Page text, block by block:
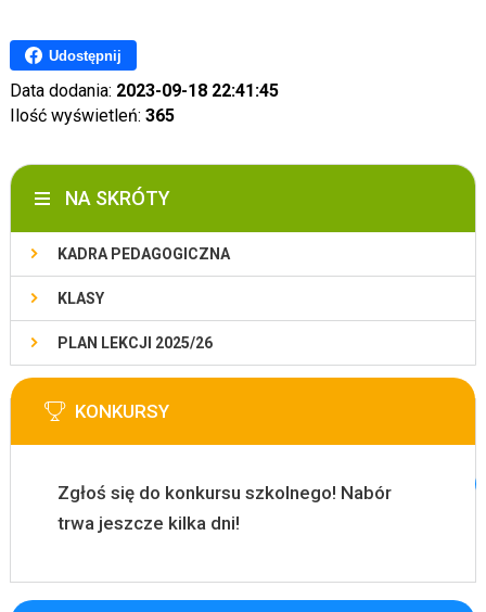
Udostępnij
Data dodania: 2023-09-18 22:41:45
Ilość wyświetleń: 365
NA SKRÓTY
KADRA PEDAGOGICZNA
KLASY
PLAN LEKCJI 2025/26
KONKURSY
Zgłoś się do konkursu szkolnego! Nabór
trwa jeszcze kilka dni!